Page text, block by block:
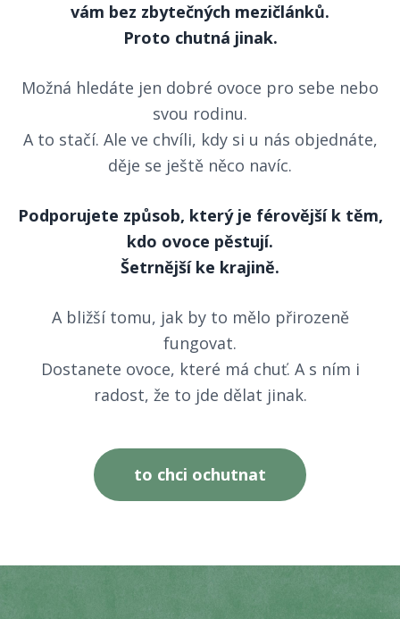
vám bez zbytečných mezičlánků.
Proto chutná jinak.
Možná hledáte jen dobré ovoce pro sebe nebo
svou rodinu.
A to stačí. Ale ve chvíli, kdy si u nás objednáte,
děje se ještě něco navíc.
Podporujete způsob, který je férovější k těm,
kdo ovoce pěstují.
Šetrnější ke krajině.
A bližší tomu, jak by to mělo přirozeně
fungovat.
Dostanete ovoce, které má chuť. A s ním i
radost, že to jde dělat jinak.
to chci ochutnat